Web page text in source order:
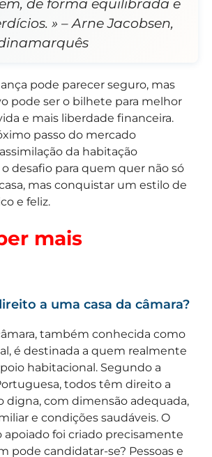
de forma equilibrada e
» – Arne Jacobsen,
pode parecer seguro, mas
pode ser o bilhete para melhor
e mais liberdade financeira.
passo do mercado
da habitação
desafio para quem quer não só
mas conquistar um estilo de
e feliz.
mais
a uma casa da câmara?
também conhecida como
é destinada a quem realmente
habitacional. Segundo a
todos têm direito a
digna, com dimensão adequada,
e condições saudáveis. O
foi criado precisamente
pode candidatar-se? Pessoas e